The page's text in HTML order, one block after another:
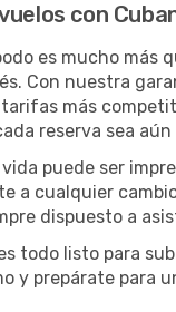
con
es mucho más
Con nuestra
más
reserva sea
puede ser
a cualquier
dispuesto a
todo listo para
y prepárate para